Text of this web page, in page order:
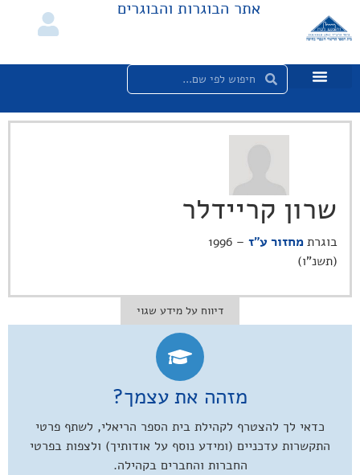
אתר הבוגרות והבוגרים
שרון קריידלר
בוגרתמחזור ע"ז
– 1996
(תשנ"ו)
דיווח על מידע שגוי
מזהה את עצמך?
כדאי לך להצטרף לקהילת בית הספר הריאלי, לשתף פרטי
התקשרות עדכניים (ומידע נוסף על אודותיך) ולצפות בפרטי
החברות והחברים בקהילה.